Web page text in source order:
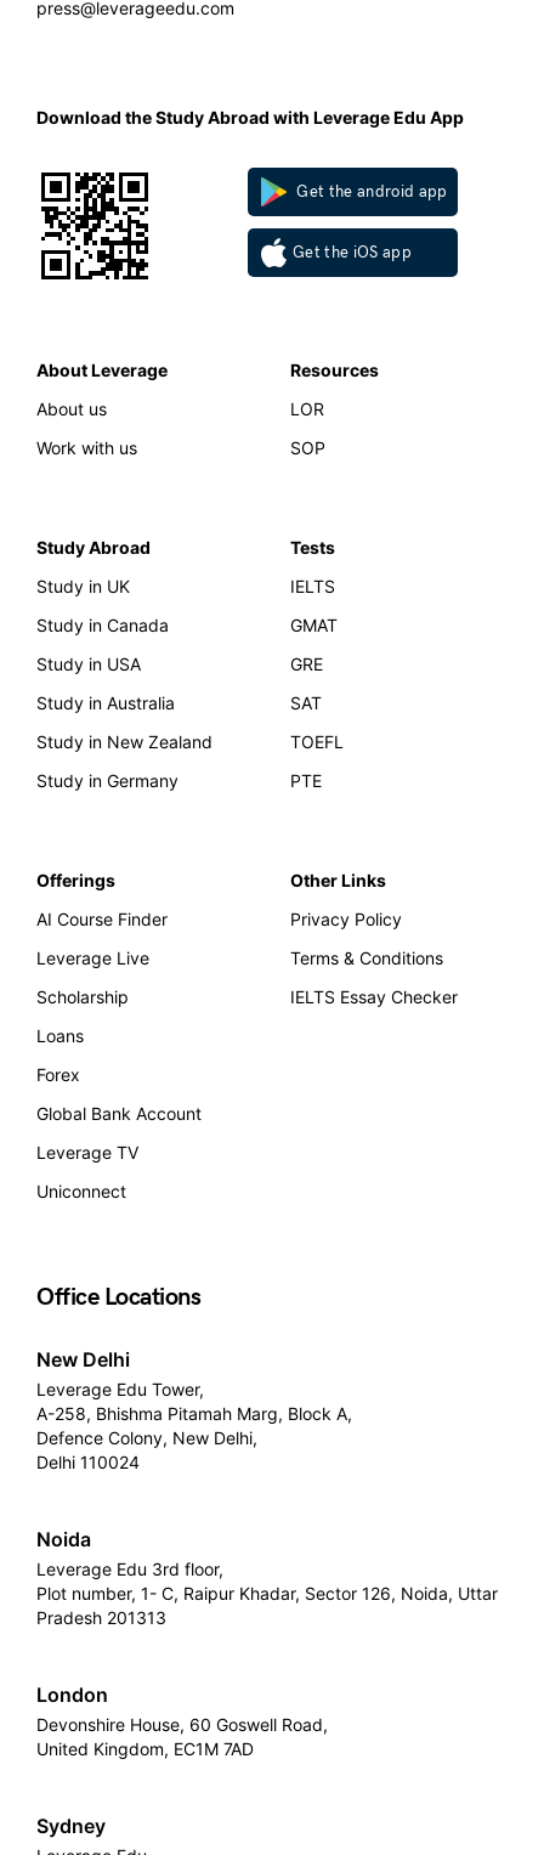
press@leverageedu.com
Download the Study Abroad with Leverage Edu App
Get the android app
Get the iOS app
About Leverage
About us
Work with us
Resources
LOR
SOP
Study Abroad
Study in UK
Study in Canada
Study in USA
Study in Australia
Study in New Zealand
Study in Germany
Tests
IELTS
GMAT
GRE
SAT
TOEFL
PTE
Offerings
AI Course Finder
Leverage Live
Scholarship
Loans
Forex
Global Bank Account
Leverage TV
Uniconnect
Other Links
Privacy Policy
Terms & Conditions
IELTS Essay Checker
Office Locations
New Delhi
Leverage Edu Tower,
A-258, Bhishma Pitamah Marg, Block A,
Defence Colony, New Delhi,
Delhi 110024
Noida
Leverage Edu 3rd floor,
Plot number, 1- C, Raipur Khadar, Sector 126, Noida, Uttar
Pradesh 201313
London
Devonshire House, 60 Goswell Road,
United Kingdom, EC1M 7AD
Sydney